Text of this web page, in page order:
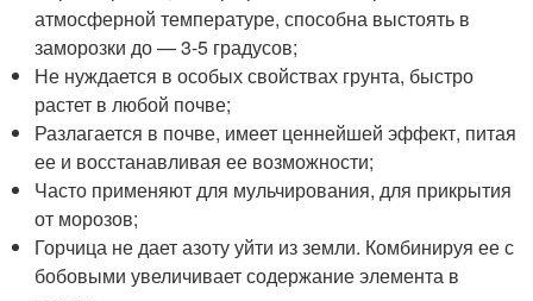
атмосферной температуре, способна выстоять в
заморозки до — 3-5 градусов;
Не нуждается в особых свойствах грунта, быстро
растет в любой почве;
Разлагается в почве, имеет ценнейшей эффект, питая
ее и восстанавливая ее возможности;
Часто применяют для мульчирования, для прикрытия
от морозов;
Горчица не дает азоту уйти из земли. Комбинируя ее с
бобовыми увеличивает содержание элемента в